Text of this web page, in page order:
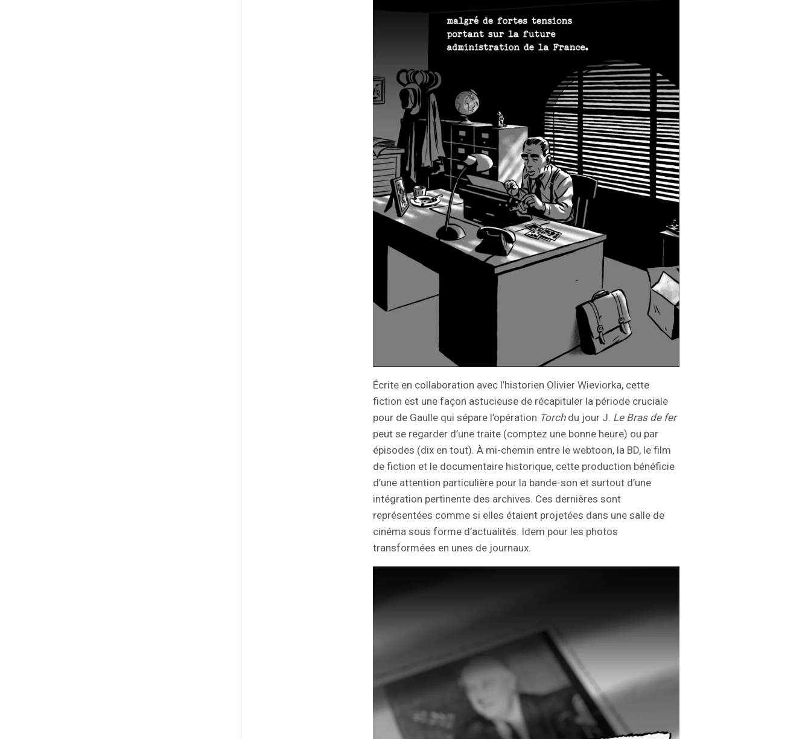
Écrite en collaboration avec l’historien Olivier Wieviorka, cette
fiction est une façon astucieuse de récapituler la période cruciale
pour de Gaulle qui sépare l’opération Torchdu jour J. Le Bras de fer
peut se regarder d’une traite (comptez une bonne heure) ou par
épisodes (dix en tout). À mi-chemin entre le webtoon, la BD, le film
de fiction et le documentaire historique, cette production bénéficie
d’une attention particulière pour la bande-son et surtout d’une
intégration pertinente des archives. Ces dernières sont
représentées comme si elles étaient projetées dans une salle de
cinéma sous forme d’actualités. Idem pour les photos
transformées en unes de journaux.